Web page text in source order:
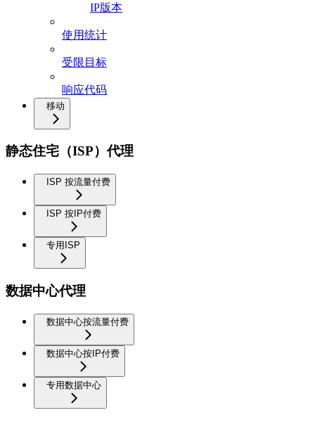
IP版本
使用统计
受限目标
响应代码
移动
静态住宅（ISP）代理
ISP 按流量付费
ISP 按IP付费
专用ISP
数据中心代理
数据中心按流量付费
数据中心按IP付费
专用数据中心